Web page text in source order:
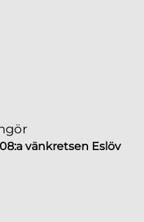
vänkretsen Eslöv